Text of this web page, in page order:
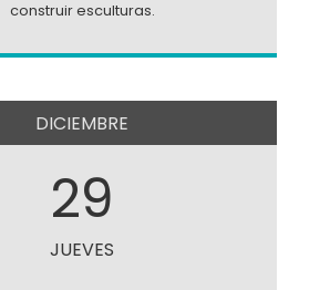
construir esculturas.
DICIEMBRE
29
JUEVES